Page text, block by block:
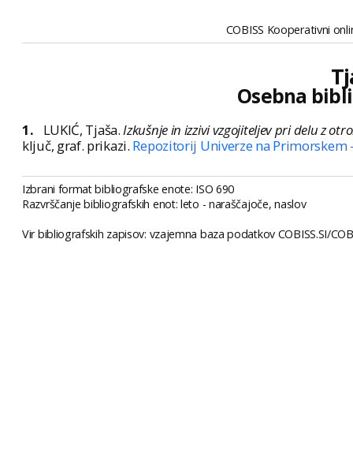
COBISS Kooperativni
Osebna
1. LUKIĆ, Tjaša.Izkušnje in izzivi vzgojiteljev pri delu z
ključ, graf. prikazi. Repozitorij Univerze na Primorskem
Izbrani format bibliografske enote: ISO 690
Razvrščanje bibliografskih enot: leto - naraščajoče, naslov
Vir bibliografskih zapisov: vzajemna baza podatkov COBISS.SI/